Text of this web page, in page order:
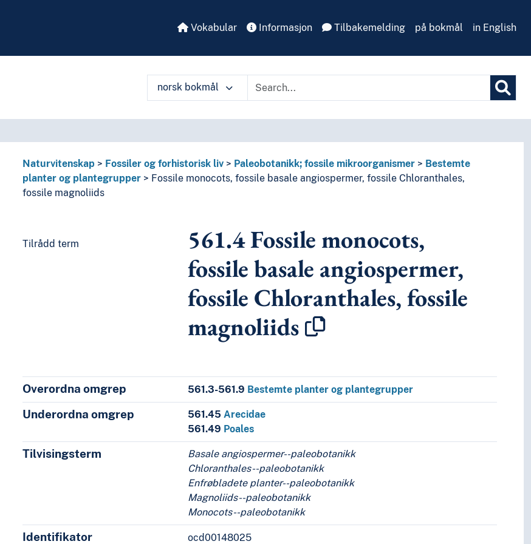
Vokabular Informasjon Tilbakemelding på bokmål in English
norsk bokmål
biografier
språks litteraturer, av bestemte litterære former
om de enkelte forfattere
om mer enn én forfatter
språkgrupper
fossile Chloranthales, fossile magnoliids
bregnelignende fossiler med usikker taksonomisk plassering
Naturvitenskap Fossiler og forhistorisk liv Paleobotanikk; fossile mikroorganismer
Bestemte
planter og plantegrupper
Fossile monocots, fossile basale angiospermer, fossile Chloranthales,
fossile magnoliids
Tilrådd term 561.4Fossile monocots,
fossile basale angiospermer,
fossile Chloranthales, fossile
magnoliids
Overordna omgrep 561.3-561.9 Bestemte planter og plantegrupper
Underordna omgrep 561.45Arecidae
561.49 Poales
Tilvisingsterm
Basale angiospermer--paleobotanikk
Chloranthales--paleobotanikk
Enfrøbladete planter--paleobotanikk
Magnoliids--paleobotanikk
Monocots--paleobotanikk
Identifikator ocd00148025